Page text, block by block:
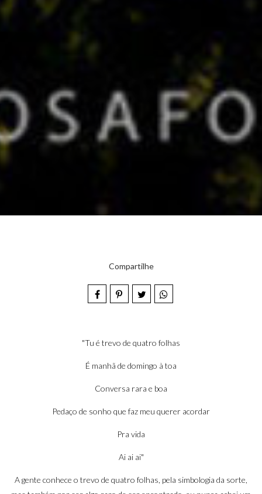
Compartilhe
"Tu é trevo de quatro folhas
É manhã de domingo à toa
Conversa rara e boa
Pedaço de sonho que faz meu querer acordar
Pra vida
Ai ai ai"
A gente conhece o trevo de quatro folhas, pela simbologia da sorte,